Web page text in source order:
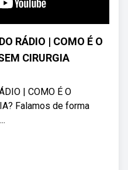
RÁDIO | COMO É O
CIRURGIA
| COMO É O
Falamos de forma